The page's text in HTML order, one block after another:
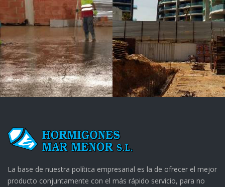
ESTRUCTURAS
Y
CONSTRUCCIONES
ALTAMIRA,
S.L.
La base de nuestra política empresarial es la de ofrecer el mejor
producto conjuntamente con el más rápido servicio, para no